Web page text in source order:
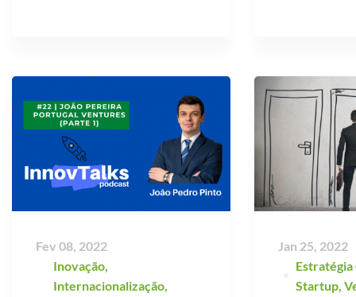
Fev 08, 2022
Inovação,
Internacionalização,
Jan 25, 2022
Startup,